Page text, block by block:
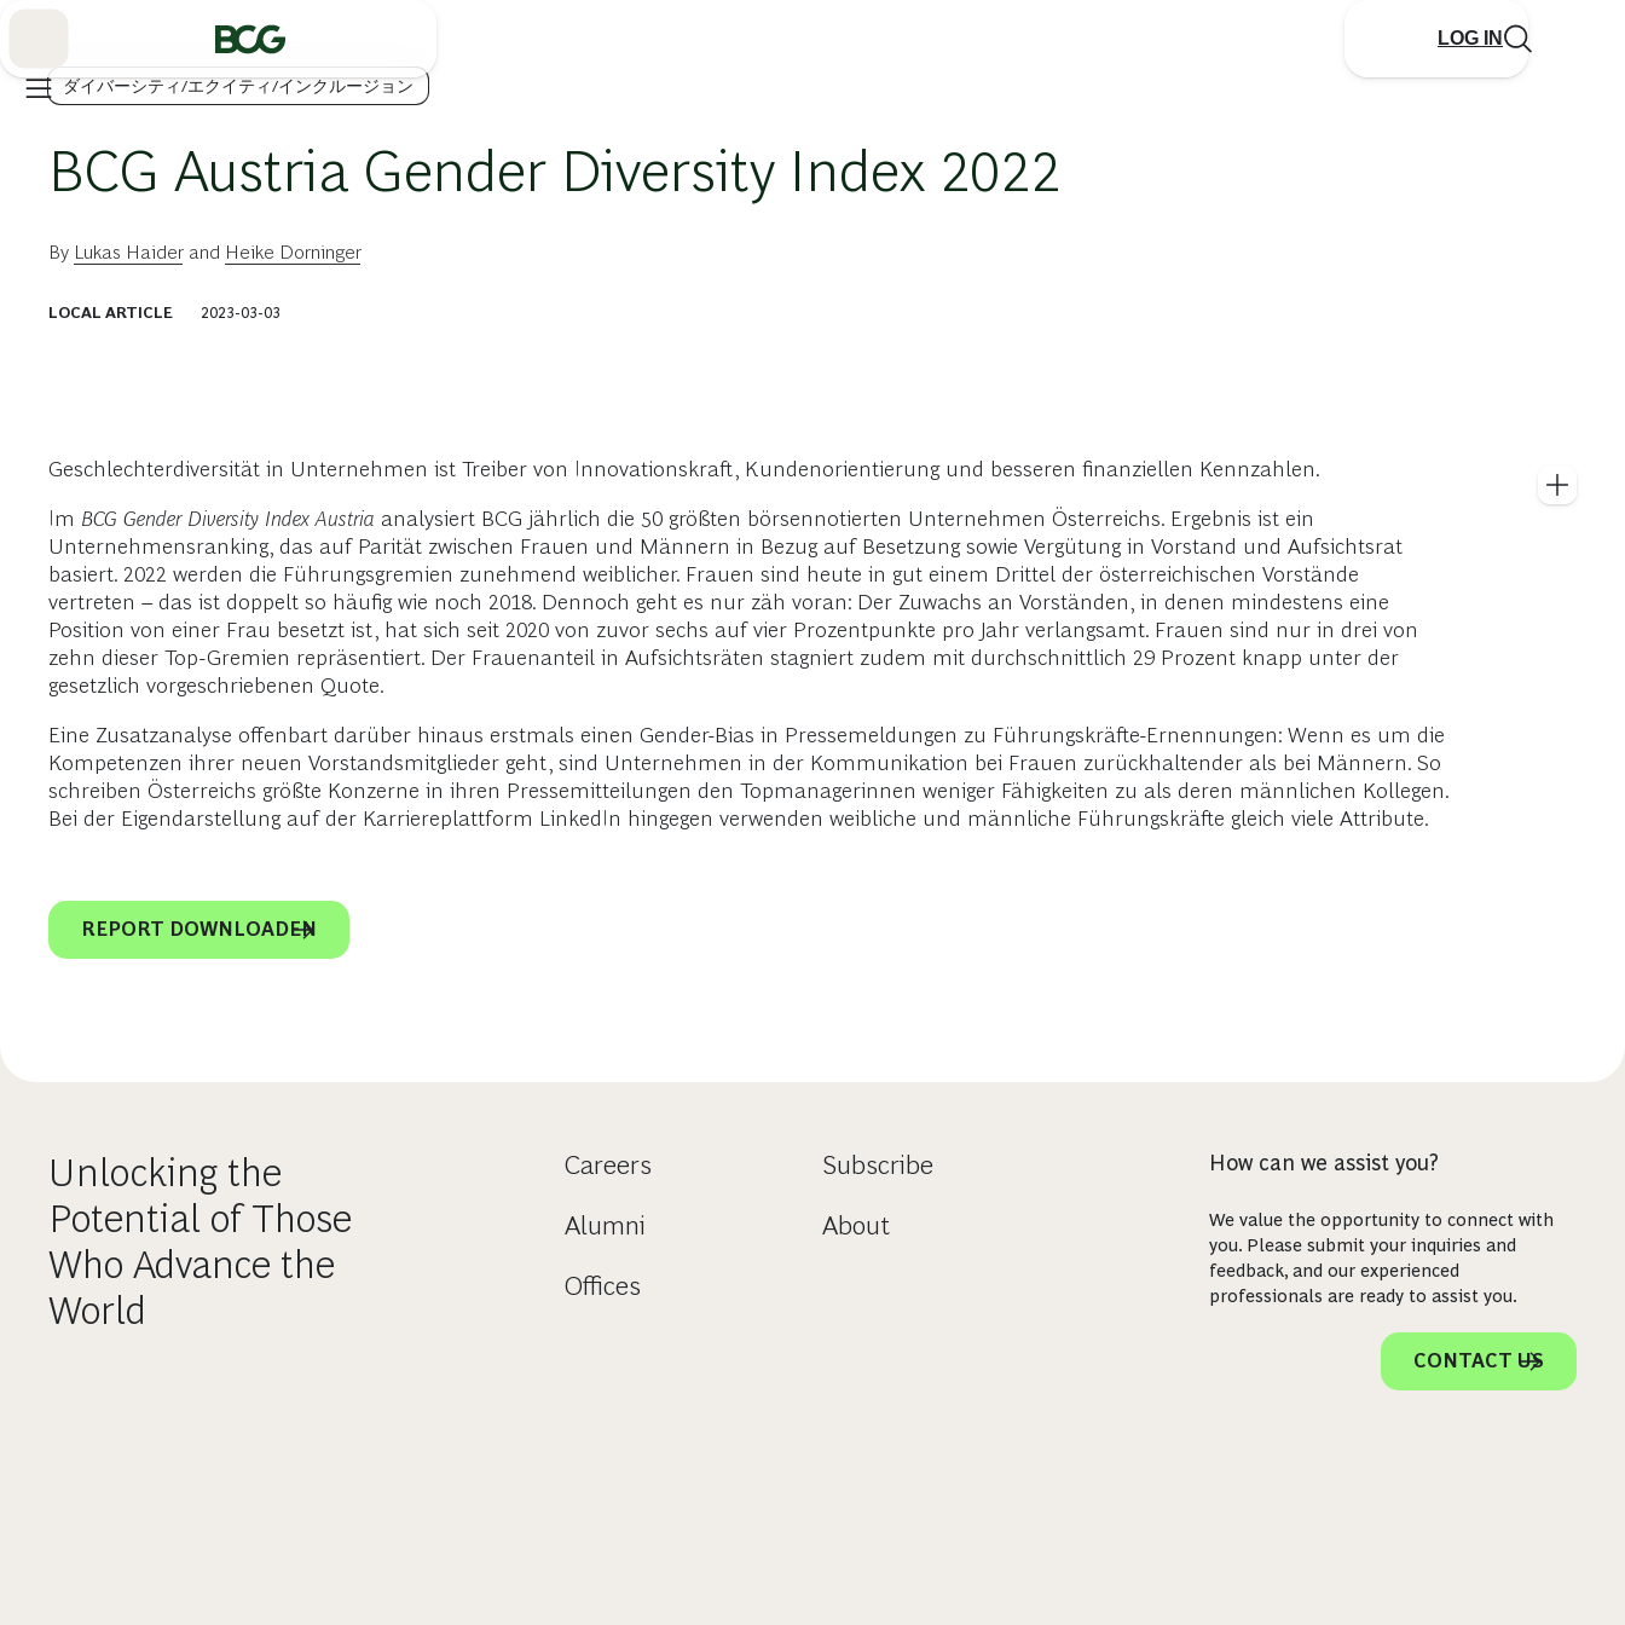
LOG IN
ダイバーシティ/エクイティ/インクルージョン
BCG Austria Gender Diversity Index 2022
By Lukas Haider and Heike Dorninger
LOCAL ARTICLE 2023-03-03
Geschlechterdiversität in Unternehmen ist Treiber von Innovationskraft, Kundenorientierung und besseren finanziellen Kennzahlen.
Im BCG Gender Diversity Index Austria analysiert BCG jährlich die 50 größten börsennotierten Unternehmen Österreichs. Ergebnis ist ein
Unternehmensranking, das auf Parität zwischen Frauen und Männern in Bezug auf Besetzung sowie Vergütung in Vorstand und Aufsichtsrat
basiert. 2022 werden die Führungsgremien zunehmend weiblicher. Frauen sind heute in gut einem Drittel der österreichischen Vorstände
vertreten – das ist doppelt so häufig wie noch 2018. Dennoch geht es nur zäh voran: Der Zuwachs an Vorständen, in denen mindestens eine
Position von einer Frau besetzt ist, hat sich seit 2020 von zuvor sechs auf vier Prozentpunkte pro Jahr verlangsamt. Frauen sind nur in drei von
zehn dieser Top-Gremien repräsentiert. Der Frauenanteil in Aufsichtsräten stagniert zudem mit durchschnittlich 29 Prozent knapp unter der
gesetzlich vorgeschriebenen Quote.
Eine Zusatzanalyse offenbart darüber hinaus erstmals einen Gender-Bias in Pressemeldungen zu Führungskräfte-Ernennungen: Wenn es um die
Kompetenzen ihrer neuen Vorstandsmitglieder geht, sind Unternehmen in der Kommunikation bei Frauen zurückhaltender als bei Männern. So
schreiben Österreichs größte Konzerne in ihren Pressemitteilungen den Topmanagerinnen weniger Fähigkeiten zu als deren männlichen Kollegen.
Bei der Eigendarstellung auf der Karriereplattform LinkedIn hingegen verwenden weibliche und männliche Führungskräfte gleich viele Attribute.
REPORT DOWNLOADEN
Unlocking the
Potential of Those
Who Advance the
World
Careers
Alumni
Offices
Subscribe
About
How can we assist you?
We value the opportunity to connect with
you. Please submit your inquiries and
feedback, and our experienced
professionals are ready to assist you.
CONTACT US